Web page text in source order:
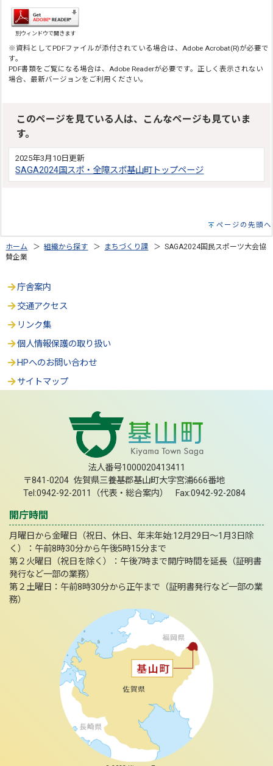
別ウィンドウで開きます
※資料としてPDFファイルが添付されている場合は、Adobe Acrobat(R)が必要で
す。
PDF書類をご覧になる場合は、Adobe Readerが必要です。正しく表示されない
場合、最新バージョンをご利用ください。
このページを見ている人は、こんなページも見ていま
す。
2025年3月10日更新
SAGA2024国スポ・全障スポ基山町トップページ
ページの先頭へ
ホーム ＞組織から探す ＞ まちづくり課 ＞ SAGA2024国民スポーツ大会協
賛企業
庁舎案内
交通アクセス
リンク集
個人情報保護の取り扱い
HPへのお問い合わせ
サイトマップ
法人番号1000020413411
〒841-0204 佐賀県三養基郡基山町大字宮浦666番地
Tel:0942-92-2011（代表・総合案内） Fax:0942-92-2084
開庁時間
月曜日から金曜日（祝日、休日、年末年始:12月29日～1月3日除
く）：午前8時30分から午後5時15分まで
第２火曜日（祝日を除く）：午後7時まで開庁時間を延長（証明書
発行など一部の業務）
第２土曜日：午前8時30分から正午まで（証明書発行など一部の業
務）